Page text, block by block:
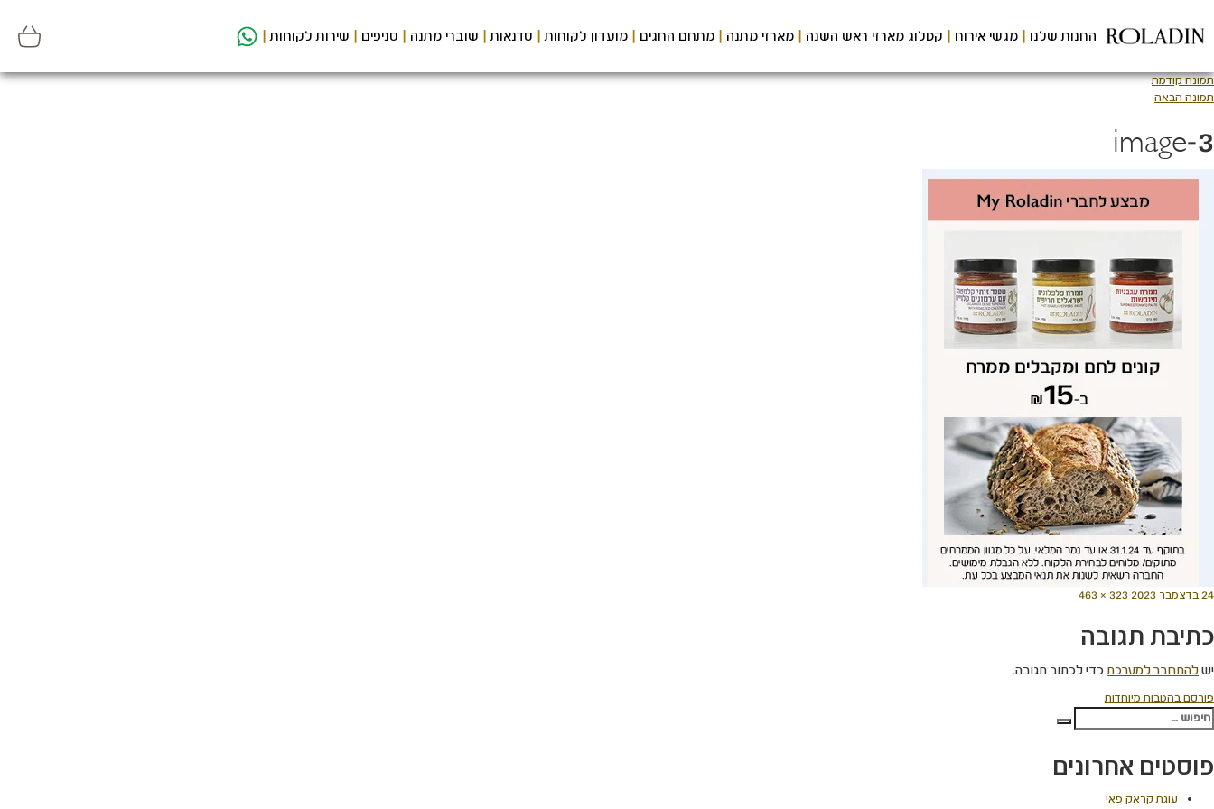
לתוכן
המרכזי
החנות שלנו מגשי אירוח קטלוג מארזי ראש השנה מארזי מתנה מתחם החגים מועדון לקוחות סדנאות שוברי מתנה סניפים שירות לקוחות
תמונה קודמת
תמונה הבאה
image-3
פורסם
24 בדצמבר 2023
מסך
323 × 463
כתיבת תגובה
ישלהתחבר למערכתכדי לכתוב תגובה.
ניווט
פורסם בהטבות מיוחדות
חפש:
חיפוש
פוסטים אחרונים
עוגת קראק פאי